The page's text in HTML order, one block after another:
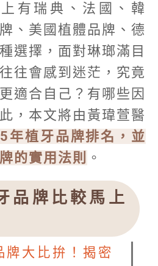
有瑞典、法國、韓
、美國植體品牌、德
選擇，面對琳瑯滿目
往會感到迷茫，究竟
適合自己？有哪些因
，本文將由黃瑋萱醫
年植牙品牌排名，並
的實用法則 。
品牌比較馬上
牌大比拚！揭密